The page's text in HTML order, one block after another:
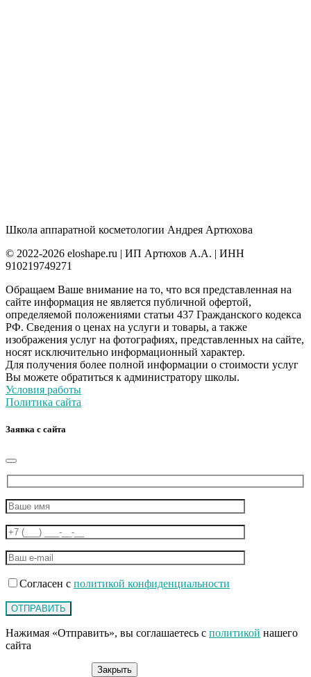
Школа аппаратной косметологии Андрея Артюхова
© 2022-2026 eloshape.ru | ИП Артюхов А.А. | ИНН
910219749271
Обращаем Ваше внимание на то, что вся представленная на
сайте информация не является публичной офертой,
определяемой положениями статьи 437 Гражданского кодекса
РФ. Сведения о ценах на услуги и товары, а также
изображения услуг на фотографиях, представленных на сайте,
носят исключительно информационный характер.
Для получения более полной информации о стоимости услуг
Вы можете обратиться к администратору школы.
Условия работы
Политика сайта
Заявка с сайта
Согласен с политикой конфиденциальности
Нажимая «Отправить», вы соглашаетесь с политикой нашего
сайта
Закрыть